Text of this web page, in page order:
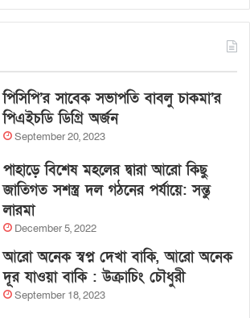
পিসিপি’র সাবেক সভাপতি বাবলু চাকমা’র
পিএইচডি ডিগ্রি অর্জন
September 20, 2023
পাহাড়ে বিশেষ মহলের দ্বারা আরো কিছু
জাতিগত সশস্ত্র দল গঠনের পর্যায়ে: সন্তু
লারমা
December 5, 2022
আরো অনেক স্বপ্ন দেখা বাকি, আরো অনেক
দূর যাওয়া বাকি : উক্রাচিং চৌধুরী
September 18, 2023